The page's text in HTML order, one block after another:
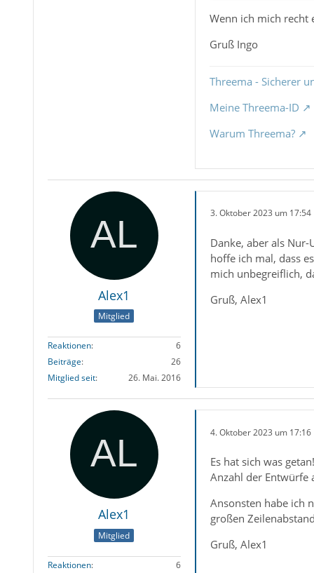
Wenn ich mich recht
Gruß Ingo
Threema - Sicherer
Meine Threema-ID
Warum Threema?
Alex1
Mitglied
Reaktionen
6
Beiträge
26
Mitglied seit
26. Mai. 2016
3. Oktober 2023 um 17:54
Danke, aber als
hoffe ich mal, dass
mich unbegreiflich,
Gruß, Alex1
Alex1
Mitglied
Reaktionen
6
4. Oktober 2023 um 17:16
Es hat sich was
Anzahl der Entwürfe
Ansonsten habe ich
großen
Gruß, Alex1